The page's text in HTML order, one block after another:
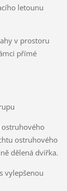
letounu
v prostoru
přímé
ostruhového
ostruhového
dělená dvířka.
vylepšenou